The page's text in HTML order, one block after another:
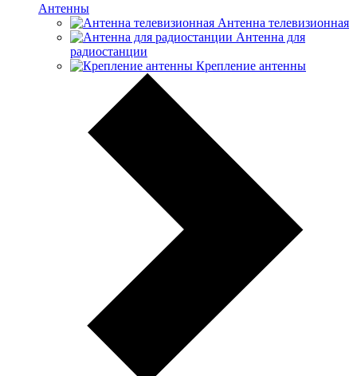
Антенны
Антенна телевизионная
Антенна для
радиостанции
Крепление антенны